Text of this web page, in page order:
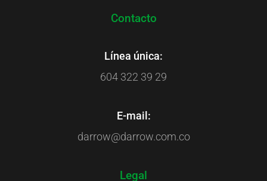
Contacto
Línea única:
604 322 39 29
E-mail:
darrow@darrow.com.co
Legal